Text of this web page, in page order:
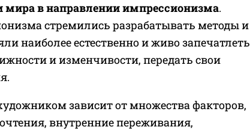
мира в направлении импрессионизма.
стремились разрабатывать методы и
наиболее естественно и живо запечатлеть
и изменчивости, передать свои
зависит от множества факторов,
внутренние переживания,